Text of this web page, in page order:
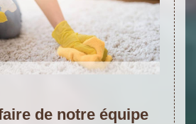
de notre équipe